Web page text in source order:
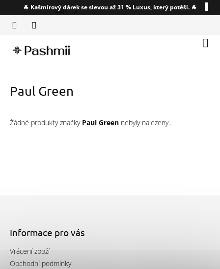
na
obsah
🐐 Kašmírový dárek se slevou až 31 % Luxus, který potěší. 🐐
CZK
Paul Green
Žádné produkty značky Paul Green nebyly nalezeny...
Informace pro vás
Vrácení zboží
Obchodní podmínky